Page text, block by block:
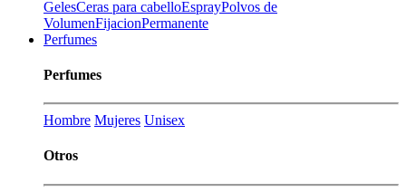
GelesCeras para cabelloEsprayPolvos de
VolumenFijacionPermanente
Perfumes
Perfumes
Hombre Mujeres Unisex
Otros